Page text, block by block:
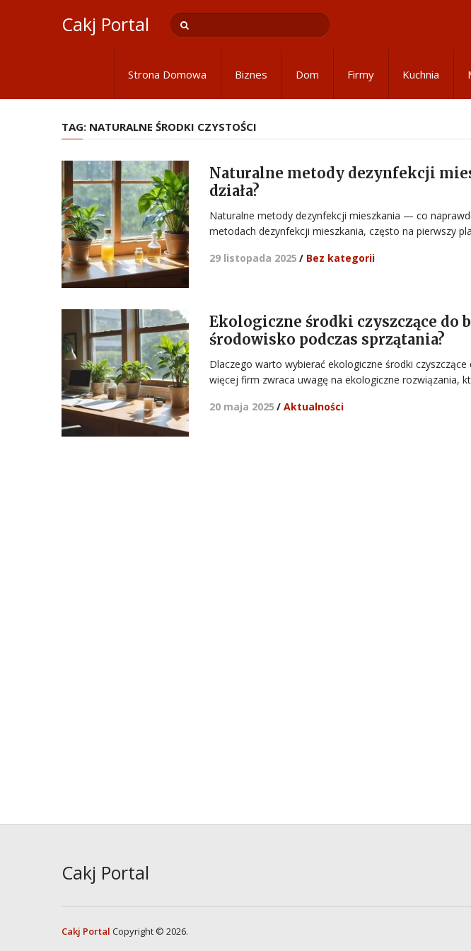
Cakj Portal
Strona Domowa Biznes Dom Firmy Kuchnia
TAG: NATURALNE ŚRODKI CZYSTOŚCI
Naturalne metody dezynfekcji
działa?
Naturalne metody dezynfekcji mieszkania — co
metodach dezynfekcji mieszkania, często na pierwszy
29 listopada 2025 / Bez kategorii
Ekologiczne środki czyszczące do
środowisko podczas sprzątania?
Dlaczego warto wybierać ekologiczne środki
więcej firm zwraca uwagę na ekologiczne rozwiązania,
20 maja 2025 / Aktualności
Cakj Portal
Cakj Portal Copyright © 2026.